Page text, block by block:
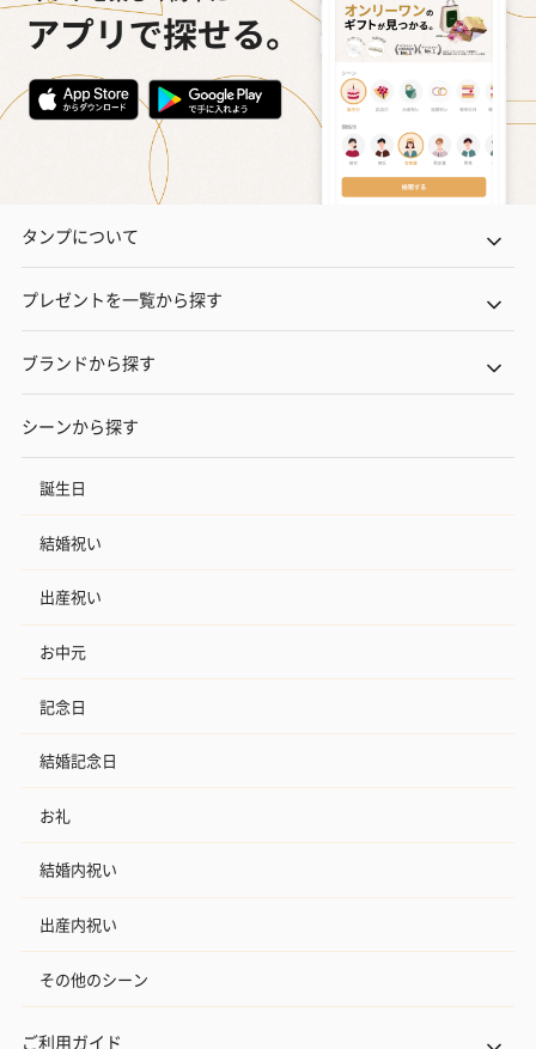
タンプについて
プレゼントを一覧から探す
ブランドから探す
シーンから探す
誕生日
結婚祝い
出産祝い
お中元
記念日
結婚記念日
お礼
結婚内祝い
出産内祝い
その他のシーン
ご利用ガイド